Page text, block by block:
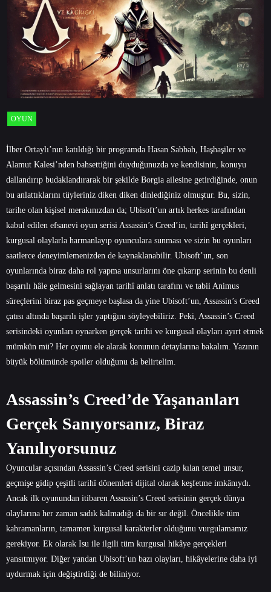
OYUN
İlber Ortaylı’nın katıldığı bir programda Hasan Sabbah, Haşhaşiler ve
Alamut Kalesi’nden bahsettiğini duyduğunuzda ve kendisinin, konuyu
dallandırıp budaklandırarak bir şekilde Borgia ailesine getirdiğinde, onun
bu anlattıklarını tüyleriniz diken diken dinlediğiniz olmuştur. Bu, sizin,
tarihe olan kişisel merakınızdan da; Ubisoft’un artık herkes tarafından
kabul edilen efsanevi oyun serisi Assassin’s Creed’in, tarihî gerçekleri,
kurgusal olaylarla harmanlayıp oyunculara sunması ve sizin bu oyunları
saatlerce deneyimlemenizden de kaynaklanabilir. Ubisoft’un, son
oyunlarında biraz daha rol yapma unsurlarını öne çıkarıp serinin bu denli
başarılı hâle gelmesini sağlayan tarihî anlatı tarafını ve tabii Animus
süreçlerini biraz pas geçmeye başlasa da yine Ubisoft’un, Assassin’s Creed
çatısı altında başarılı işler yaptığını söyleyebiliriz. Peki, Assassin’s Creed
serisindeki oyunları oynarken gerçek tarihi ve kurgusal olayları ayırt etmek
mümkün mü? Her oyunu ele alarak konunun detaylarına bakalım. Yazının
büyük bölümünde spoiler olduğunu da belirtelim.
Assassin’s Creed’de Yaşananları
Gerçek Sanıyorsanız, Biraz
Yanılıyorsunuz
Oyuncular açısından Assassin’s Creed serisini cazip kılan temel unsur,
geçmişe gidip çeşitli tarihî dönemleri dijital olarak keşfetme imkânıydı.
Ancak ilk oyunundan itibaren Assassin’s Creed serisinin gerçek dünya
olaylarına her zaman sadık kalmadığı da bir sır değil. Öncelikle tüm
kahramanların, tamamen kurgusal karakterler olduğunu vurgulamamız
gerekiyor. Ek olarak Isu ile ilgili tüm kurgusal hikâye gerçekleri
yansıtmıyor. Diğer yandan Ubisoft’un bazı olayları, hikâyelerine daha iyi
uydurmak için değiştirdiği de biliniyor.